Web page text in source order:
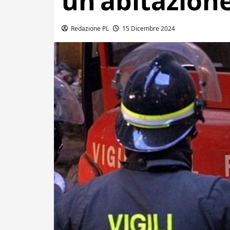
Redazione PL 15 Dicembre 2024